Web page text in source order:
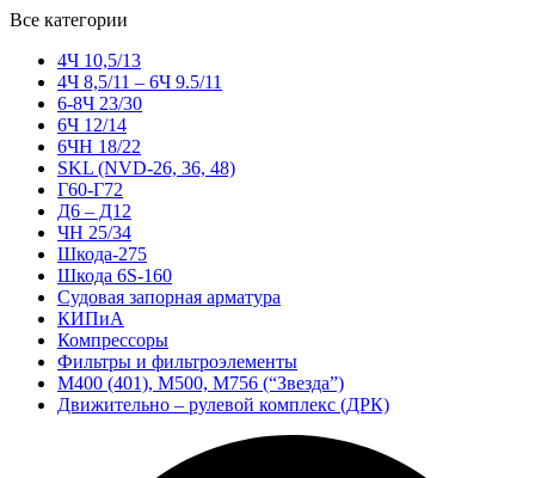
Все категории
4Ч 10,5/13
4Ч 8,5/11 – 6Ч 9.5/11
6-8Ч 23/30
6Ч 12/14
6ЧН 18/22
SKL (NVD-26, 36, 48)
Г60-Г72
Д6 – Д12
ЧН 25/34
Шкода-275
Шкода 6S-160
Судовая запорная арматура
КИПиА
Компрессоры
Фильтры и фильтроэлементы
М400 (401), М500, М756 (“Звезда”)
Движительно – рулевой комплекс (ДРК)